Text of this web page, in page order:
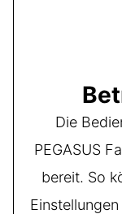
Die
PEGASUS
bereit. So